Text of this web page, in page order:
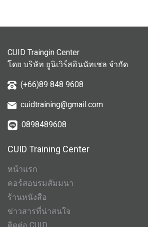
CUID Traingin Center
โดย บริษัท ยูนิเวิร์สอินนัทเชล จำกัด
(+66)89 848 9608
cuidtraining@gmail.com
0898489608
CUID Training Center
หน้าแรก
คอร์สอบรมสัมมนา
ร้านหนังสือ
ข่าวสารที่น่าสนใจ